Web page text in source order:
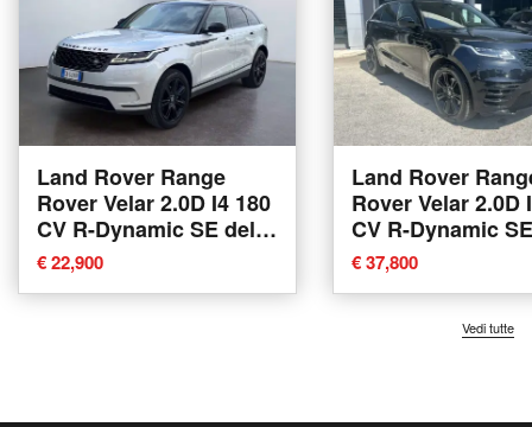
Land Rover Range
Rover Velar 2.0D I4 180
CV R-Dynamic SE del
2020 usata a Segrate
€ 22,900
Land Rover
Rover Velar 2.0D
CV R-Dynamic
2021 usata a
€ 37,800
Vedi tutte